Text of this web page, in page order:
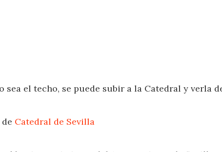
el techo, se puede subir a la Catedral y verla
Catedral de Sevilla